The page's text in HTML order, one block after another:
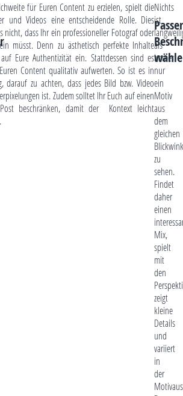
für Euren Content zu erzielen, spielt die
und Videos eine entscheidende Rolle. Dies
nicht, dass Ihr ein professioneller Fotograf oder
müsst. Denn zu ästhetisch perfekte Inhalte
Eure Authentizität ein. Stattdessen sind es
Content qualitativ aufwerten. So ist es in
darauf zu achten, dass jedes Bild bzw. Video
ist. Zudem solltet Ihr Euch auf einen
beschränken, damit der Kontext leicht
Nichts
ist
als
immer
nur
ein
Motiv
aus
dem
gleichen
zu
sehen.
Findet
daher
einen
Mix,
spielt
mit
den
zeigt
kleine
Details
und
variiert
in
der